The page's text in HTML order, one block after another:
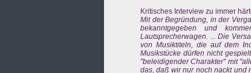
Kritisches Interview zu immer
Mit der Begründung, in der
bekanntgegeben und
Lautsprecherwagen. ... Die
von Musiktiteln, die auf dem
Musikstücke dürfen nicht
"beleidigender Charakter" mit
das, daß wir nur noch nackt und